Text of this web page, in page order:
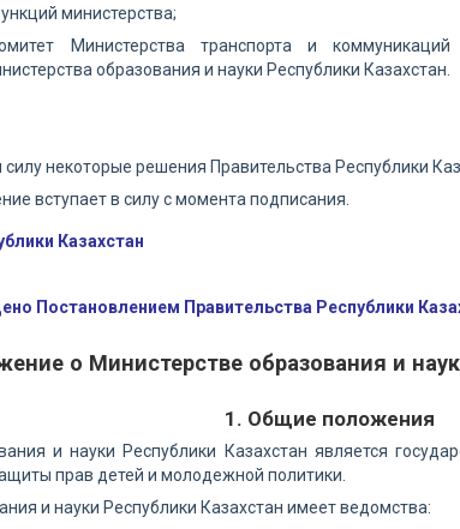
министерства;
Министерства транспорта и
образования и науки Республики Казахстан.
некоторые решения Правительства Республики
вступает в силу с момента подписания.
Казахстан
Постановлением Правительства Республики
о Министерстве образования и
1. Общие положения
и науки Республики Казахстан является
прав детей и молодежной политики.
и науки Республики Казахстан имеет ведомства: